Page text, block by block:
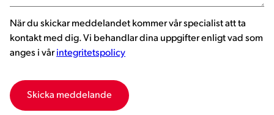
När du skickar meddelandet kommer vår specialist att ta
kontakt med dig. Vi behandlar dina uppgifter enligt vad som
anges i vårintegritetspolicy